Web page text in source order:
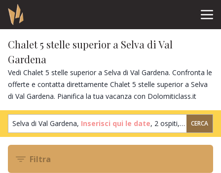
Chalet 5 stelle superior a Selva di Val
Gardena
Vedi Chalet 5 stelle superior a Selva di Val Gardena. Confronta le
offerte e contatta direttamente Chalet 5 stelle superior a Selva
di Val Gardena. Pianifica la tua vacanza con Dolomiticlass.it
Selva di Val Gardena, Inserisci qui le date, 2 ospiti, 1 camera
CERCA
Filtra